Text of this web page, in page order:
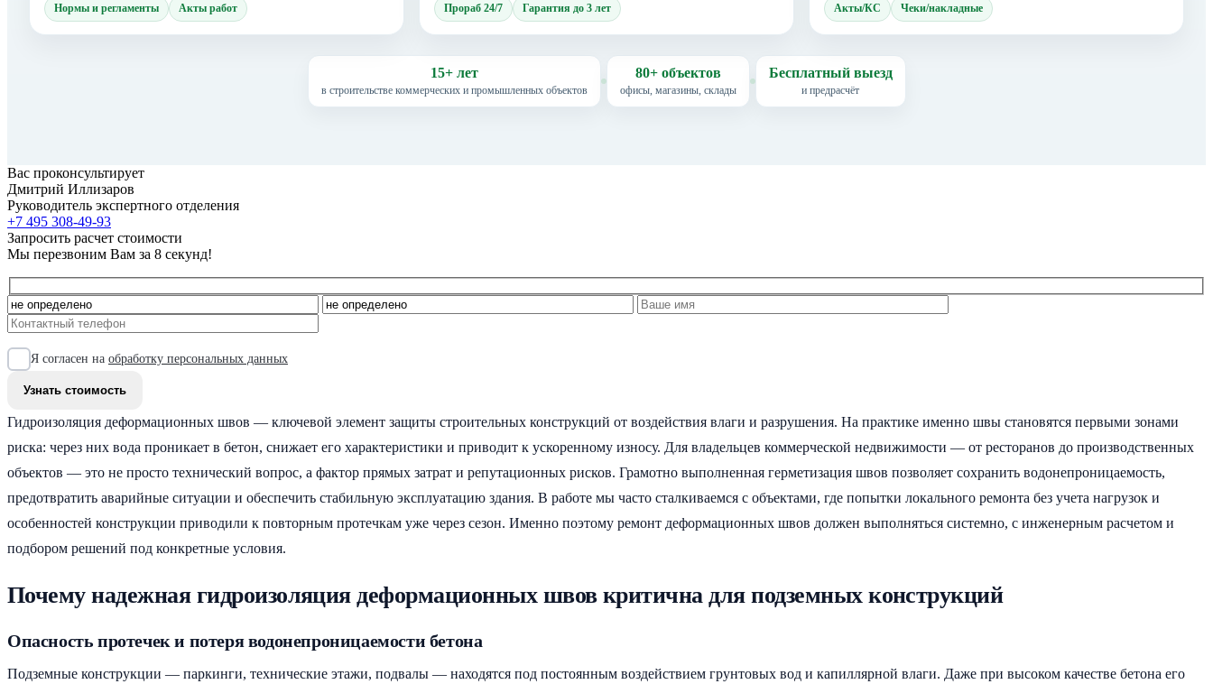
Нормы и регламенты Акты работ Прораб 24/7 Гарантия до 3 лет Акты/КС Чеки/накладные
15+ лет
в строительстве коммерческих и промышленных объектов
80+ объектов
офисы, магазины, склады
Бесплатный выезд
и предрасчёт
Вас проконсультирует
Дмитрий Иллизаров
Руководитель экспертного отделения
+7 495 308-49-93
Запросить расчет стоимости
Мы перезвоним Вам за 8 секунд!
Я согласен на обработку персональных данных
Гидроизоляция деформационных швов — ключевой элемент защиты строительных конструкций от воздействия влаги и разрушения. На практике именно швы становятся первыми зонами
риска: через них вода проникает в бетон, снижает его характеристики и приводит к ускоренному износу. Для владельцев коммерческой недвижимости — от ресторанов до производственных
объектов — это не просто технический вопрос, а фактор прямых затрат и репутационных рисков. Грамотно выполненная герметизация швов позволяет сохранить водонепроницаемость,
предотвратить аварийные ситуации и обеспечить стабильную эксплуатацию здания. В работе мы часто сталкиваемся с объектами, где попытки локального ремонта без учета нагрузок и
особенностей конструкции приводили к повторным протечкам уже через сезон. Именно поэтому ремонт деформационных швов должен выполняться системно, с инженерным расчетом и
подбором решений под конкретные условия.
Почему надежная гидроизоляция деформационных швов критична для подземных конструкций
Опасность протечек и потеря водонепроницаемости бетона
Подземные конструкции — паркинги, технические этажи, подвалы — находятся под постоянным воздействием грунтовых вод и капиллярной влаги. Даже при высоком качестве бетона его